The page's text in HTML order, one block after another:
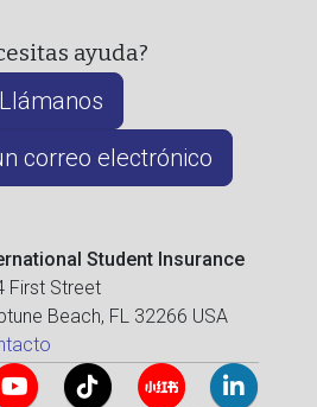
ayuda?
Llámanos
correo electrónico
Student Insurance
First Street
Beach, FL 32266 USA